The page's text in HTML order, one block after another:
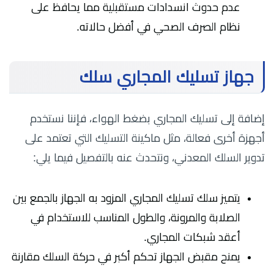
عدم حدوث انسدادات مستقبلية مما يحافظ على
نظام الصرف الصحي في أفضل حالاته.
جهاز تسليك المجاري سلك
إضافة إلى تسليك المجاري بضغط الهواء، فإننا نستخدم
أجهزة أخرى فعالة، مثل ماكينة التسليك التي تعتمد على
تدوير السلك المعدني، ونتحدث عنه بالتفصيل فيما يلي:
يتميز سلك تسليك المجاري المزود به الجهاز بالجمع بين
الصلابة والمرونة، والطول المناسب للاستخدام في
أعقد شبكات المجاري.
يمنح مقبض الجهاز تحكم أكبر في حركة السلك مقارنة